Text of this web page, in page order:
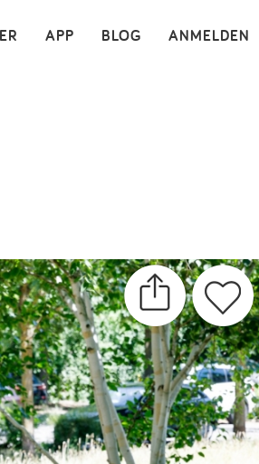
ANMELDEN
BLOG
APP ×